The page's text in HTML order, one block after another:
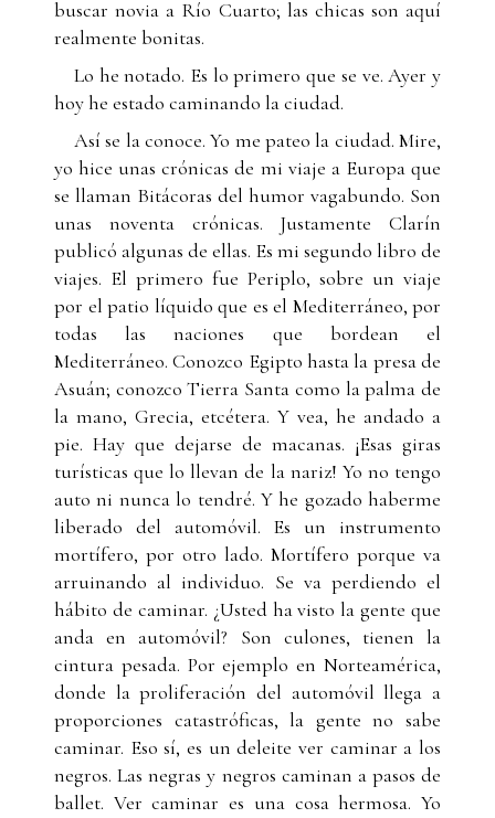
buscar novia a Río Cuarto; las chicas son aquí
realmente bonitas.
Lo he notado. Es lo primero que se ve. Ayer y
hoy he estado caminando la ciudad.
Así se la conoce. Yo me pateo la ciudad. Mire,
yo hice unas crónicas de mi viaje a Europa que
se llaman Bitácoras del humor vagabundo. Son
unas noventa crónicas. Justamente Clarín
publicó algunas de ellas. Es mi segundo libro de
viajes. El primero fue Periplo, sobre un viaje
por el patio líquido que es el Mediterráneo, por
todas las naciones que bordean el
Mediterráneo. Conozco Egipto hasta la presa de
Asuán; conozco Tierra Santa como la palma de
la mano, Grecia, etcétera. Y vea, he andado a
pie. Hay que dejarse de macanas. ¡Esas giras
turísticas que lo llevan de la nariz! Yo no tengo
auto ni nunca lo tendré. Y he gozado haberme
liberado del automóvil. Es un instrumento
mortífero, por otro lado. Mortífero porque va
arruinando al individuo. Se va perdiendo el
hábito de caminar. ¿Usted ha visto la gente que
anda en automóvil? Son culones, tienen la
cintura pesada. Por ejemplo en Norteamérica,
donde la proliferación del automóvil llega a
proporciones catastróficas, la gente no sabe
caminar. Eso sí, es un deleite ver caminar a los
negros. Las negras y negros caminan a pasos de
ballet. Ver caminar es una cosa hermosa. Yo